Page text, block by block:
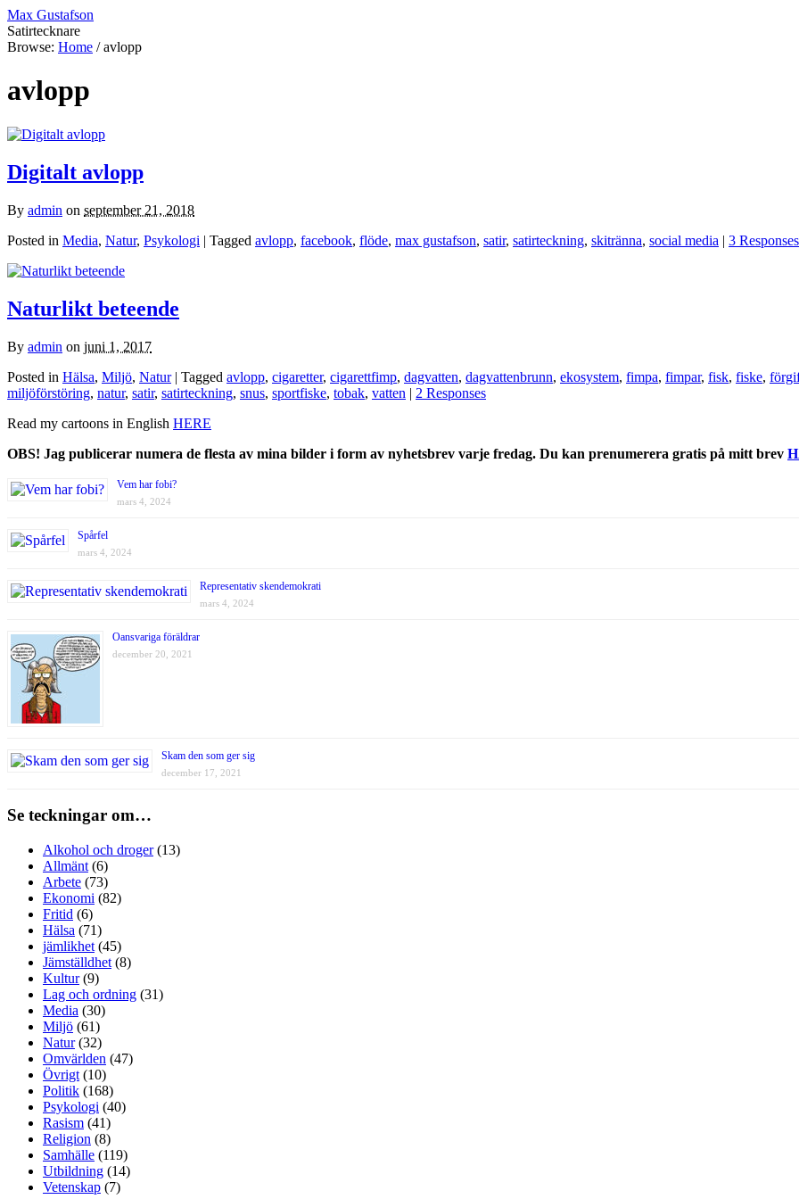
Max Gustafson
Satirtecknare
Browse: Home / avlopp
avlopp
Digitalt avlopp
By admin on september 21, 2018
Posted in Media, Natur, Psykologi | Tagged avlopp, facebook, flöde, max gustafson, satir, satirteckning, skitränna, social media | 3 Responses
Naturlikt beteende
By admin on juni 1, 2017
Posted in Hälsa, Miljö, Natur | Tagged avlopp, cigaretter, cigarettfimp, dagvatten, dagvattenbrunn, ekosystem, fimpa, fimpar, fisk, fiske,
miljöförstöring, natur, satir, satirteckning, snus, sportfiske, tobak, vatten | 2 Responses
Read my cartoons in English HERE
OBS! Jag publicerar numera de flesta av mina bilder i form av nyhetsbrev varje fredag. Du kan prenumerera gratis på mitt brev
Vem har fobi?
mars 4, 2024
Spårfel
mars 4, 2024
Representativ skendemokrati
mars 4, 2024
Oansvariga föräldrar
december 20, 2021
Skam den som ger sig
december 17, 2021
Se teckningar om…
Alkohol och droger(13)
Allmänt (6)
Arbete (73)
Ekonomi (82)
Fritid (6)
Hälsa (71)
jämlikhet (45)
Jämställdhet (8)
Kultur(9)
Lag och ordning (31)
Media (30)
Miljö (61)
Natur(32)
Omvärlden (47)
Övrigt (10)
Politik (168)
Psykologi (40)
Rasism (41)
Religion (8)
Samhälle (119)
Utbildning (14)
Vetenskap (7)